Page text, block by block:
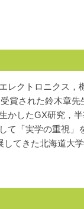
レクトロニクス，
賞された鈴木章先
かしたGX研究，
て「実学の重視」
てきた北海道大